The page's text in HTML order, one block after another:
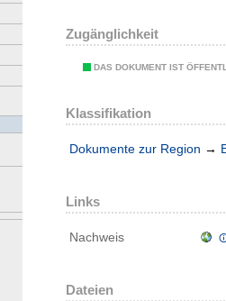
Zugänglichkeit
DAS DOKUMENT IST
Klassifikation
Dokumente zur Region →
Links
Nachweis
Dateien